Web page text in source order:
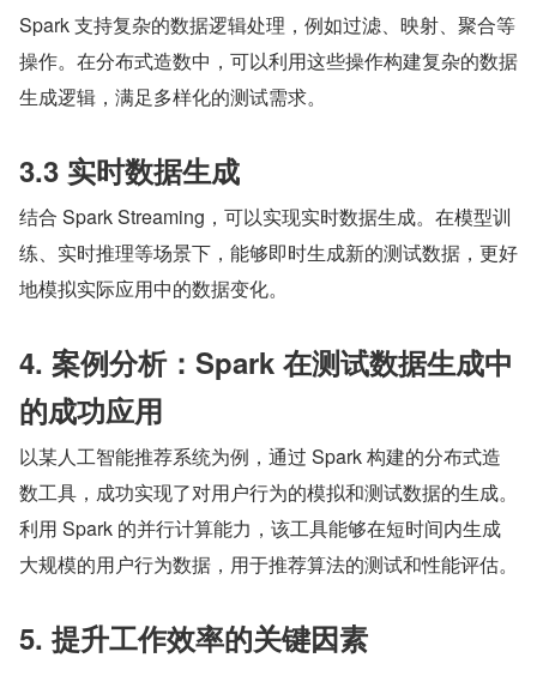
Spark 支持复杂的数据逻辑处理，例如过滤、映射、聚合等
操作。在分布式造数中，可以利用这些操作构建复杂的数据
生成逻辑，满足多样化的测试需求。
3.3 实时数据生成
结合 Spark Streaming，可以实现实时数据生成。在模型训
练、实时推理等场景下，能够即时生成新的测试数据，更好
地模拟实际应用中的数据变化。
4. 案例分析：Spark 在测试数据生成中
的成功应用
以某人工智能推荐系统为例，通过 Spark 构建的分布式造
数工具，成功实现了对用户行为的模拟和测试数据的生成。
利用 Spark 的并行计算能力，该工具能够在短时间内生成
大规模的用户行为数据，用于推荐算法的测试和性能评估。
5. 提升工作效率的关键因素